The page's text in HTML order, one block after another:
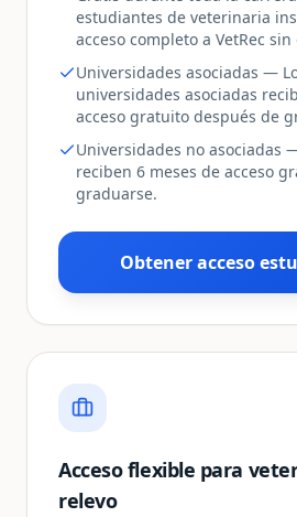
estudiantes de veterinaria
acceso completo a VetRec sin
Universidades asociadas —
universidades asociadas
acceso gratuito después de
Universidades no asociadas
reciben 6 meses de acceso
graduarse.
Obtener acceso
Acceso flexible para
relevo